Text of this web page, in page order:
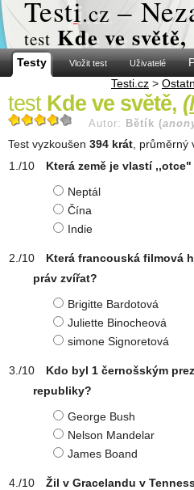
Testi.cz –
test Kde ve světě,
Testy Vložit test Uživatelé
Testi.cz >
test Kde ve světě, (
Autor: Bětík (
Test vyzkoušen 394 krát ,
Která země je vlastí
Neptál
Čína
Indie
Která francouská filmová
práv zvířat?
Brigitte Bardotová
Juliette Binocheová
simone Signoretová
Kdo byl 1 černošským
republiky?
George Bush
Nelson Mandelar
James Boand
Žil v Gracelandu v